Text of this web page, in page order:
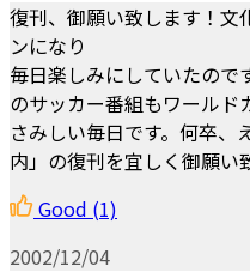
復刊、御願い致します！文
ンになり
毎日楽しみにしていたので
のサッカー番組もワールド
さみしい毎日です。何卒、
内」の復刊を宜しく御願い
Good (1)
2002/12/04